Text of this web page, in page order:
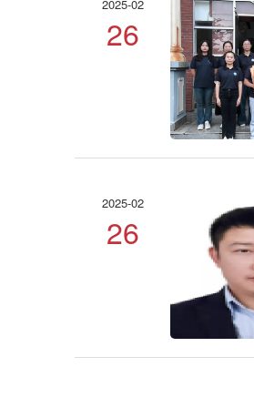
2025-02
26
2025-02
26